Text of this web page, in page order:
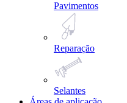
Pavimentos
Reparação
Selantes